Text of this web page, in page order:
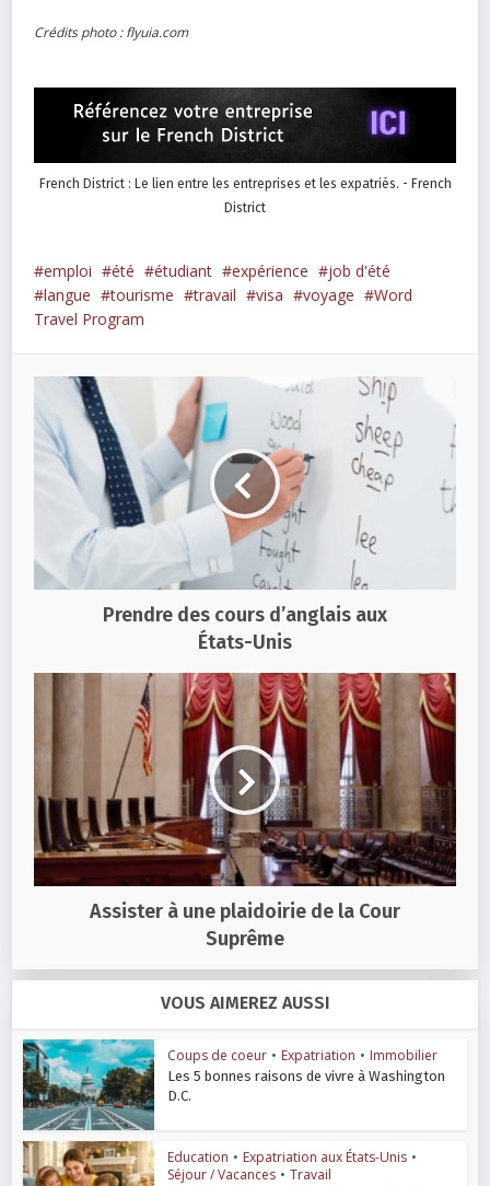
Crédits photo : flyuia.com
French District : Le lien entre les entreprises et les expatriés. - French
District
emploi été étudiant expérience
job d'été
langue
tourisme travail visa voyage
Word
Travel Program
Prendre des cours d’anglais aux
États-Unis
Assister à une plaidoirie de la Cour
Suprême
VOUS AIMEREZ AUSSI
Coups de coeur • Expatriation • Immobilier
Les 5 bonnes raisons de vivre à Washington
D.C.
Education • Expatriation aux États-Unis •
Séjour / Vacances • Travail